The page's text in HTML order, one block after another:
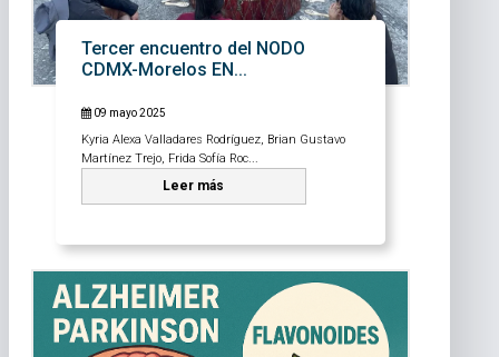
Tercer encuentro del NODO
CDMX-Morelos EN...
09 mayo 2025
Kyria Alexa Valladares Rodríguez, Brian Gustavo
Martínez Trejo, Frida Sofía Roc...
Leer más